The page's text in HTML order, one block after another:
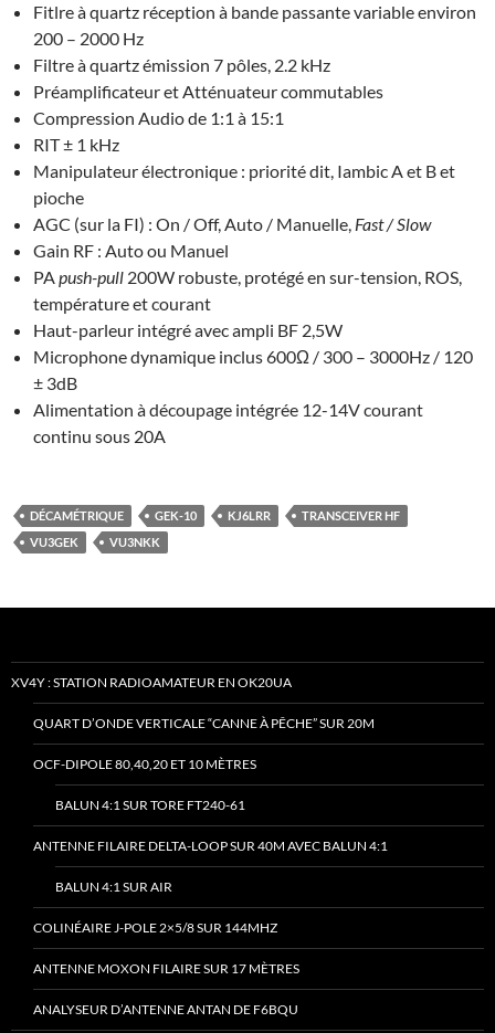
Fitlre à quartz réception à bande passante variable environ
200 – 2000 Hz
Filtre à quartz émission 7 pôles, 2.2 kHz
Préamplificateur et Atténuateur commutables
Compression Audio de 1:1 à 15:1
RIT ± 1 kHz
Manipulateur électronique : priorité dit, Iambic A et B et
pioche
AGC (sur la FI) : On / Off, Auto / Manuelle, Fast / Slow
Gain RF : Auto ou Manuel
PApush-pull 200W robuste, protégé en sur-tension, ROS,
température et courant
Haut-parleur intégré avec ampli BF 2,5W
Microphone dynamique inclus 600Ω / 300 – 3000Hz / 120
± 3dB
Alimentation à découpage intégrée 12-14V courant
continu sous 20A
DÉCAMÉTRIQUE GEK-10 KJ6LRR
TRANSCEIVER HF
VU3GEK
VU3NKK
XV4Y : STATION RADIOAMATEUR EN OK20UA
QUART D’ONDE VERTICALE “CANNE À PÊCHE” SUR 20M
OCF-DIPOLE 80,40,20 ET 10 MÈTRES
BALUN 4:1 SUR TORE FT240-61
ANTENNE FILAIRE DELTA-LOOP SUR 40M AVEC BALUN 4:1
BALUN 4:1 SUR AIR
COLINÉAIRE J-POLE 2×5/8 SUR 144MHZ
ANTENNE MOXON FILAIRE SUR 17 MÈTRES
ANALYSEUR D’ANTENNE ANTAN DE F6BQU